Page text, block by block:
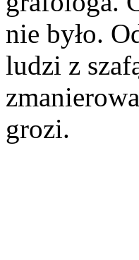
nie było.
ludzi z
grozi.